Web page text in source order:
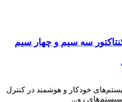
سه سیم و چهار سیم
خودکار و هوشمند در کنترل
رو...